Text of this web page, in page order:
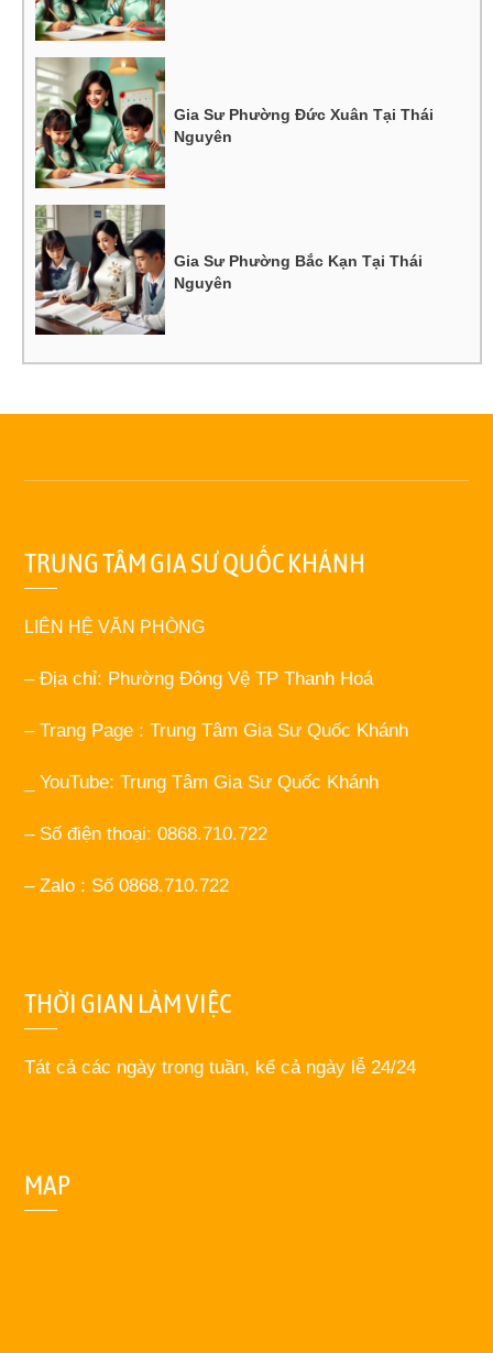
Gia Sư Phường Đức Xuân Tại Thái
Nguyên
Gia Sư Phường Bắc Kạn Tại Thái
Nguyên
TRUNG TÂM GIA SƯ QUỐC KHÁNH
LIÊN HỆ VĂN PHÒNG
– Địa chỉ: Phường Đông Vệ TP Thanh Hoá
– Trang Page : Trung Tâm Gia Sư Quốc Khánh
_ YouTube: Trung Tâm Gia Sư Quốc Khánh
– Số điện thoại: 0868.710.722
– Zalo : Số 0868.710.722
THỜI GIAN LÀM VIỆC
Tát cả các ngày trong tuần, kể cả ngày lễ 24/24
MAP